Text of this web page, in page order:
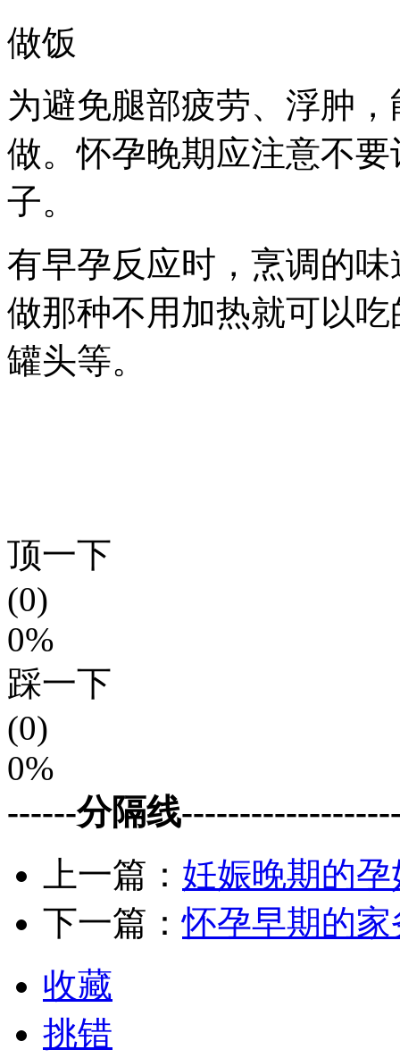
做饭
为避免腿部疲劳、浮肿
做。怀孕晚期应注意不
子。
有早孕反应时，烹调的
做那种不用加热就可以
罐头等。
顶一下
(0)
0%
踩一下
(0)
0%
------分隔线
上一篇： 妊娠晚期的
下一篇：怀孕早期的
收藏
挑错